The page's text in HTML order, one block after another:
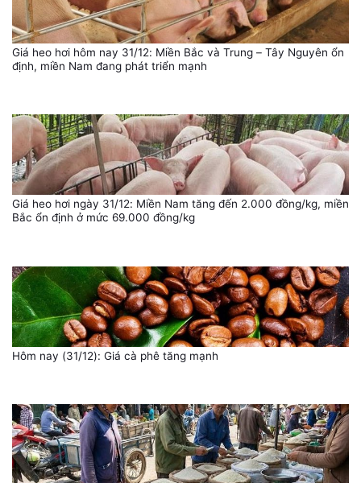
Giá heo hơi hôm nay 31/12: Miền Bắc và Trung – Tây Nguyên ổn
định, miền Nam đang phát triển mạnh
Giá heo hơi ngày 31/12: Miền Nam tăng đến 2.000 đồng/kg, miền
Bắc ổn định ở mức 69.000 đồng/kg
Hôm nay (31/12): Giá cà phê tăng mạnh